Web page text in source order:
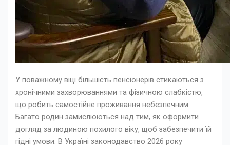
У поважному віці більшість пенсіонерів стикаються з
хронічними захворюваннями та фізичною слабкістю,
що робить самостійне проживання небезпечним.
Багато родин замислюються над тим, як оформити
догляд за людиною похилого віку, щоб забезпечити їй
гідні умови. В Україні законодавство 2026 року